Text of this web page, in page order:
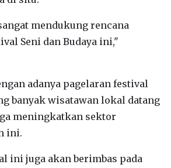
mendukung rencana
Seni dan Budaya ini,"
adanya pagelaran festival
banyak wisatawan lokal datang
meningkatkan sektor
ini.
ini juga akan berimbas pada